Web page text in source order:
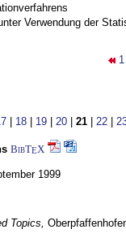
Verwendung der
1
18 19 20 21 22
BibTEX
1999
Topics,